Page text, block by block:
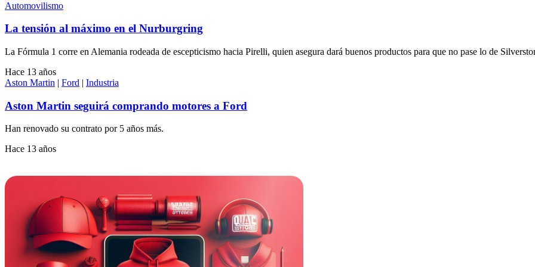
Automovilismo
La tensión al máximo en el Nurburgring
La Fórmula 1 corre en Alemania rodeada de escepticismo hacia Pirelli, quien asegura dará buenos productos para que no pase lo de
Hace 13 años
Aston Martin | Ford | Industria
Aston Martin seguirá comprando motores a Ford
Han renovado su contrato por 5 años más.
Hace 13 años